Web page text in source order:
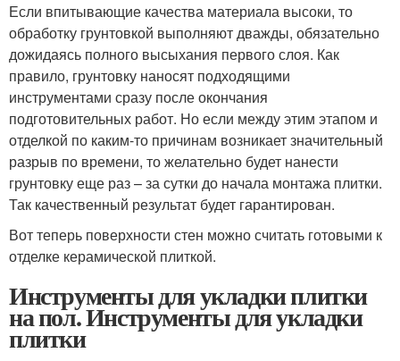
Если впитывающие качества материала высоки, то
обработку грунтовкой выполняют дважды, обязательно
дожидаясь полного высыхания первого слоя. Как
правило, грунтовку наносят подходящими
инструментами сразу после окончания
подготовительных работ. Но если между этим этапом и
отделкой по каким-то причинам возникает значительный
разрыв по времени, то желательно будет нанести
грунтовку еще раз – за сутки до начала монтажа плитки.
Так качественный результат будет гарантирован.
Вот теперь поверхности стен можно считать готовыми к
отделке керамической плиткой.
Инструменты для укладки плитки
на пол. Инструменты для укладки
плитки